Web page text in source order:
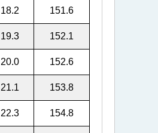
18.2 151.6
19.3 152.1
20.0 152.6
21.1 153.8
22.3 154.8